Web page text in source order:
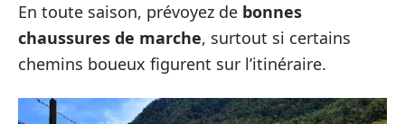
En toute saison, prévoyez de bonnes
chaussures de marche, surtout si certains
chemins boueux figurent sur l’itinéraire.